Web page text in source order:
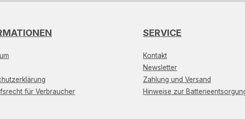
für Verbraucher
SERVICE
Kontakt
Newsletter
Zahlung und Versand
Hinweise zur